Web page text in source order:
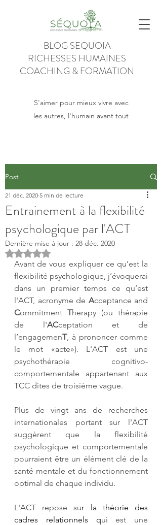
BLOG SEQUOIA
RICHESSES HUMAINES
COACHING & FORMATION
S'aimer pour mieux vivre avec
les autres, l'humain avant tout
Post
Entrainement à la flexibilité
psychologique par l'ACT
21 déc. 2020 5 min de lecture
Dernière mise à jour : 28 déc. 2020
Noté NaN étoiles sur 5.
Avant de vous expliquer ce qu’est la
flexibilité psychologique, j’évoquerai
dans un premier temps ce qu’est
l'ACT, acronyme de A
Commitment Therapy (ou thérapie
de l'ACceptation et de
l’engagemenT, à prononcer comme
le mot «acte»). L'ACT est une
psychothérapie cognitivo-
comportementale appartenant aux
TCC dites de troisième vague.
Plus de vingt ans de recherches
internationales portant sur l'ACT
suggèrent que la flexibilité
psychologique et comportementale
pourraient être un élément clé de la
santé mentale et du fonctionnement
optimal de chaque individu.
L'ACT repose sur la théorie des
cadres relationnels qui est une